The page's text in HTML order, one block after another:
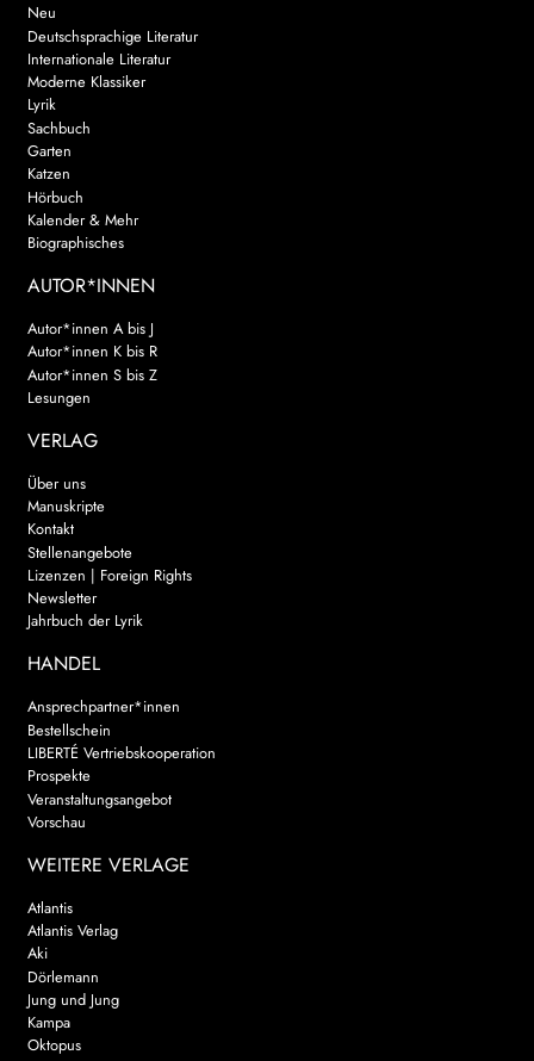
Neu
Deutschsprachige Literatur
Internationale Literatur
Moderne Klassiker
Lyrik
Sachbuch
Garten
Katzen
Hörbuch
Kalender & Mehr
Biographisches
AUTOR*INNEN
Autor*innen A bis J
Autor*innen K bis R
Autor*innen S bis Z
Lesungen
VERLAG
Über uns
Manuskripte
Kontakt
Stellenangebote
Lizenzen | Foreign Rights
Newsletter
Jahrbuch der Lyrik
HANDEL
Ansprechpartner*innen
Bestellschein
LIBERTÉ Vertriebskooperation
Prospekte
Veranstaltungsangebot
Vorschau
WEITERE VERLAGE
Atlantis
Atlantis Verlag
Aki
Dörlemann
Jung und Jung
Kampa
Oktopus